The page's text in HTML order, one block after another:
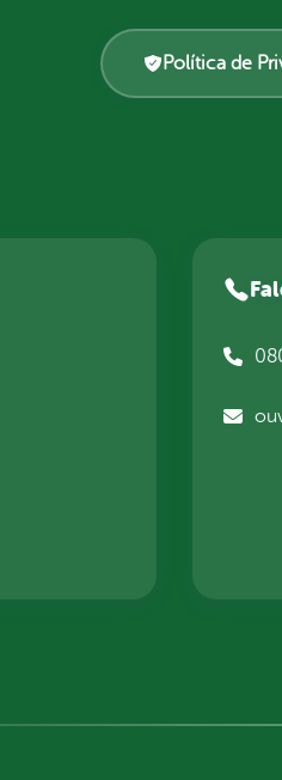
Política de